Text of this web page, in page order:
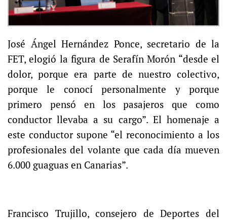
José Ángel Hernández Ponce, secretario de la
FET, elogió la figura de Serafín Morón “desde el
dolor, porque era parte de nuestro colectivo,
porque le conocí personalmente y porque
primero pensó en los pasajeros que como
conductor llevaba a su cargo”. El homenaje a
este conductor supone “el reconocimiento a los
profesionales del volante que cada día mueven
6.000 guaguas en Canarias”.
Francisco Trujillo, consejero de Deportes del